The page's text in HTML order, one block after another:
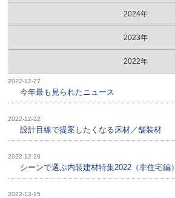
2024年
2023年
2022年
2022-12-27
今年最も見られたニュース
2022-12-22
設計目線で提案したくなる床材／舗装材
2022-12-20
シーンで選ぶ内装建材特集2022（非住宅編）
2022-12-15